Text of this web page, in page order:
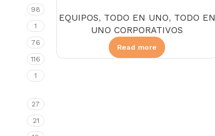
98
1
76
116
1
27
21
8GB, NO DVD, Pantalla 23.8″ FHD LED,
FreeDOS, Negro
EQUIPOS, TODO EN UNO, TODO EN
UNO CORPORATIVOS
Read more